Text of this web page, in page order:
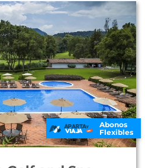
Abonos
Flexibles